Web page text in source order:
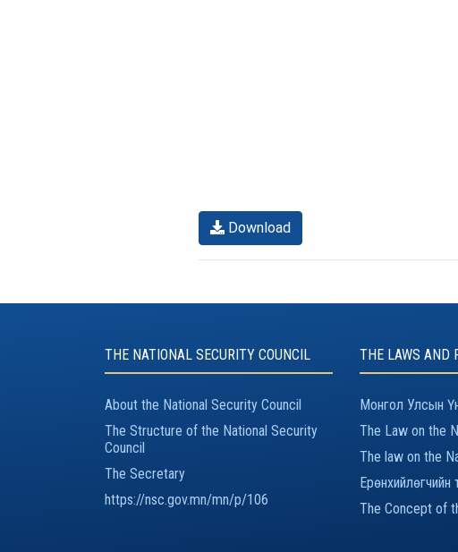
Download
THE NATIONAL SECURITY COUNCIL
About the National Security Council
The Structure of the National Security
Council
The Secretary
https://nsc.gov.mn/mn/p/106
THE LAWS AND
Монгол Улсын
The Law on the
The law on the
Ерөнхийлөгчийн
The Concept of